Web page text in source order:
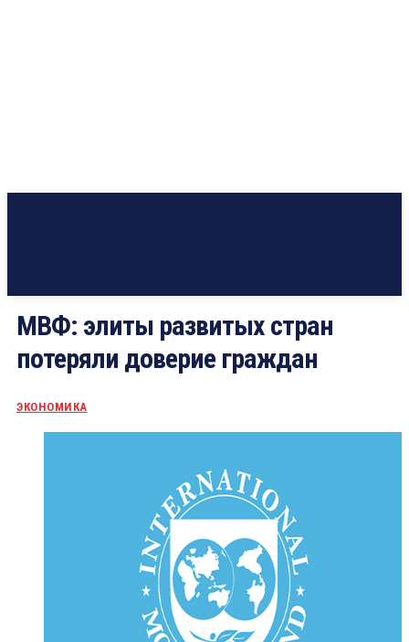
МВФ: элиты развитых стран
потеряли доверие граждан
ЭКОНОМИКА